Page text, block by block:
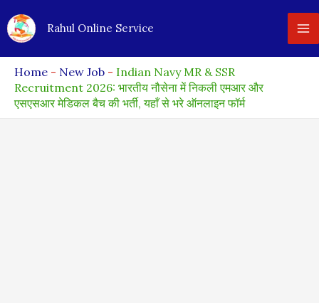
to
Rahul Online Service
Home - New Job - Indian Navy MR & SSR
Recruitment 2026: भारतीय नौसेना में निकली एमआर और
एसएसआर मेडिकल बैच की भर्ती, यहाँ से भरे ऑनलाइन फॉर्म